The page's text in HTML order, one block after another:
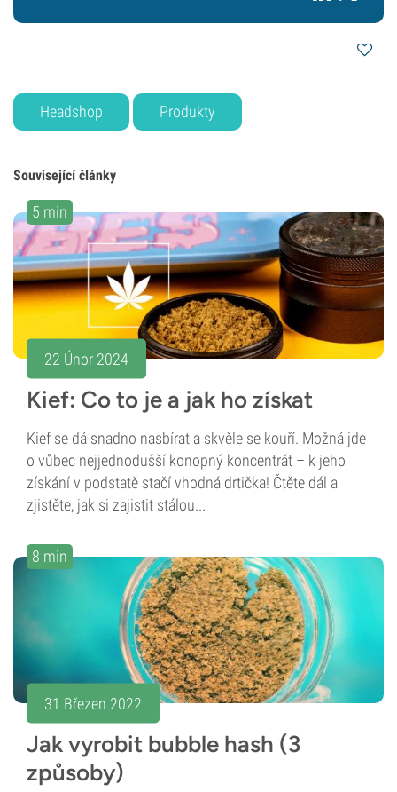
Headshop Produkty
Související články
5 min
22 Únor 2024
Kief: Co to je a jak ho získat
Kief se dá snadno nasbírat a skvěle se kouří. Možná jde
o vůbec nejjednodušší konopný koncentrát – k jeho
získání v podstatě stačí vhodná drtička! Čtěte dál a
zjistěte, jak si zajistit stálou...
8 min
31 Březen 2022
Jak vyrobit bubble hash (3
způsoby)